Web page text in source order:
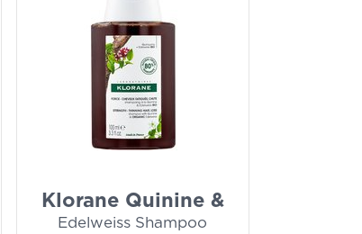
Klorane Quinine &
Edelweiss Shampoo